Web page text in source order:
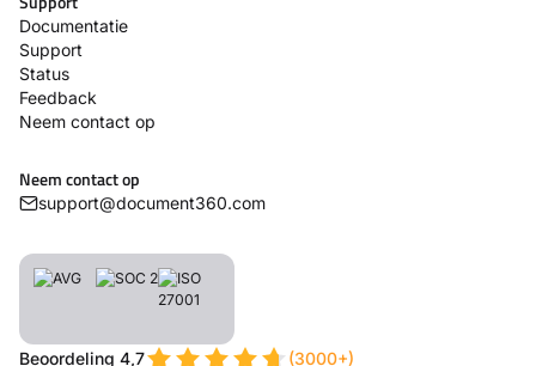
Documentatie
Support
Status
Feedback
Neem contact op
Neem contact op
support@document360.com
Beoordeling 4,7 (3000+)